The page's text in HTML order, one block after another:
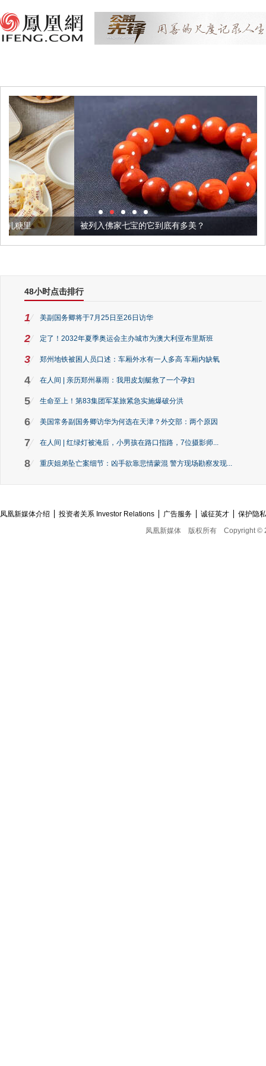
被列入佛家七宝的它到底有多美？
48小时点击排行
1 美副国务卿将于7月25日至26日访华
2 定了！2032年夏季奥运会主办城市为澳大利亚布里斯班
3 郑州地铁被困人员口述：车厢外水有一人多高 车厢内缺氧
4 在人间 | 亲历郑州暴雨：我用皮划艇救了一个孕妇
5 生命至上！第83集团军某旅紧急实施爆破分洪
6 美国常务副国务卿访华为何选在天津？外交部：两个原因
7 在人间 | 红绿灯被淹后，小男孩在路口指路，7位摄影师...
8 重庆姐弟坠亡案细节：凶手欲靠悲情蒙混 警方现场勘察发现...
凤凰新媒体介绍 投资者关系 Investor Relations 广告服务 诚征英才
保护隐
凤凰新媒体
版权所有 Copyright ©